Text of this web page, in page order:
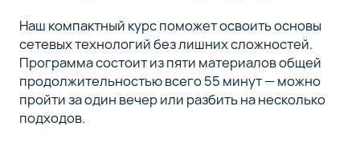
Наш компактный курс поможет освоить основы
сетевых технологий без лишних сложностей.
Программа состоит из пяти материалов общей
продолжительностью всего 55 минут — можно
пройти за один вечер или разбить на несколько
подходов.